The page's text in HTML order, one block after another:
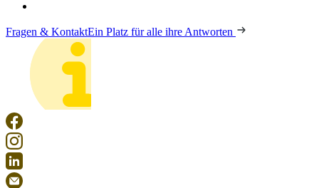
Fragen & KontaktEin Platz für alle ihre Antworten